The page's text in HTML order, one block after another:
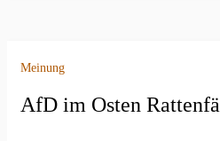
Meinung
AfD im Osten